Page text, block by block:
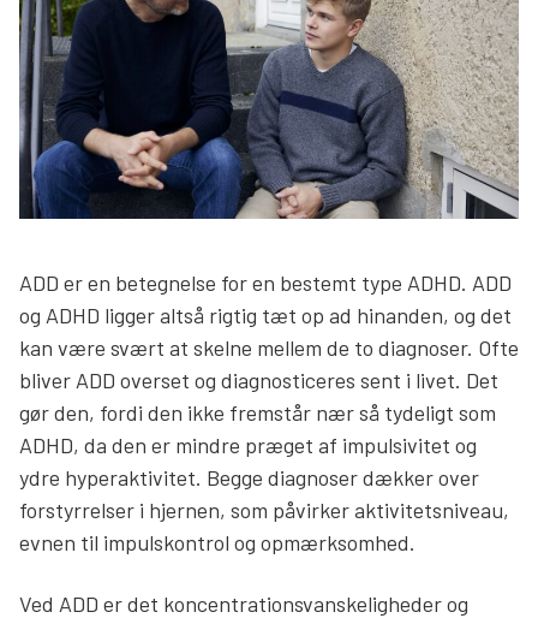
ADD er en betegnelse for en bestemt type ADHD. ADD
og ADHD ligger altså rigtig tæt op ad hinanden, og det
kan være svært at skelne mellem de to diagnoser. Ofte
bliver ADD overset og diagnosticeres sent i livet. Det
gør den, fordi den ikke fremstår nær så tydeligt som
ADHD, da den er mindre præget af impulsivitet og
ydre hyperaktivitet. Begge diagnoser dækker over
forstyrrelser i hjernen, som påvirker aktivitetsniveau,
evnen til impulskontrol og opmærksomhed.
Ved ADD er det koncentrationsvanskeligheder og